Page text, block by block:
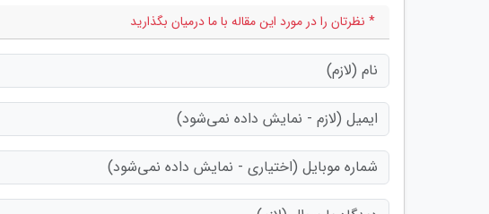
* نظرتان را در مورد این مقاله با ما درمیان بگذارید